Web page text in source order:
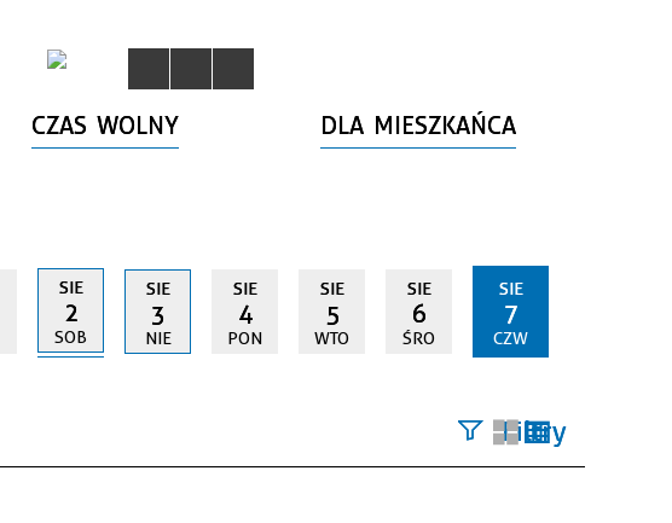
CZAS WOLNY DLA MIESZKAŃCA
SIE
2
SOB
SIE
3
NIE
SIE
4
PON
SIE
5
WTO
SIE
6
ŚRO
SIE
7
CZW
Filtry